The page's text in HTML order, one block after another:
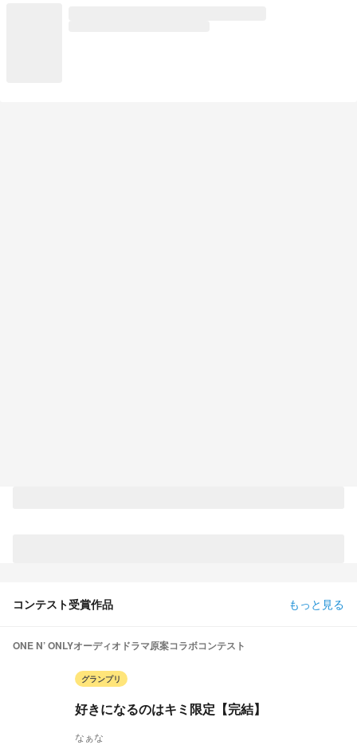
コンテスト受賞作品 もっと見る
ONE N’ ONLYオーディオドラマ原案コラボコンテスト
グランプリ
好きになるのはキミ限定【完結】
なぁな